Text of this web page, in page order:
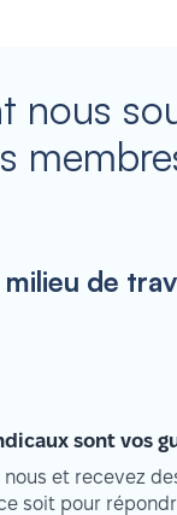
nous
de
sont vos
et recevez
soit pour